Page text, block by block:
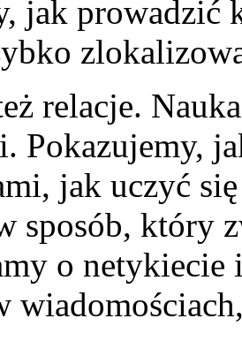
jak prowadzić
relacje.
Pokazujemy,
jak uczyć
sposób, który
o netykiecie